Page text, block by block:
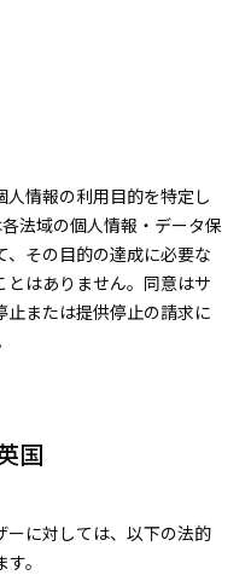
情報の利用目的を特定し
法域の個人情報・データ保
その目的の達成に必要な
はありません。同意はサ
止または提供停止の請求に
国
ーに対しては、以下の法的
。